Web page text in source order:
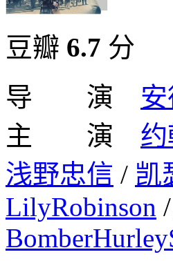
豆瓣 6.7 分
导 演
主 演 约
浅野忠信 / 凯
LilyRobinson /